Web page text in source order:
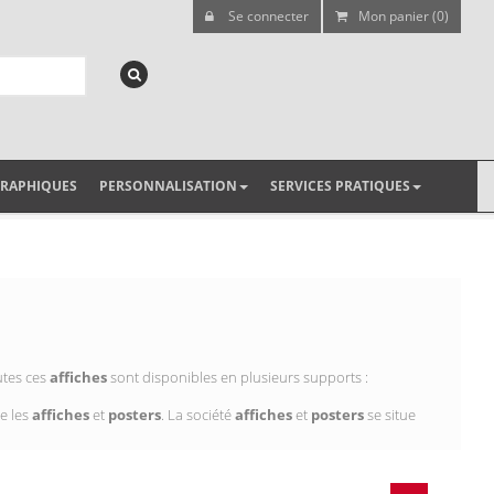
Se connecter Mon panier (0)
PERSONNALISATION SERVICES PRATIQUES
cesaffichessont disponibles en plusieurs supports :
lesafficheset posters. La sociétéafficheset postersse situe